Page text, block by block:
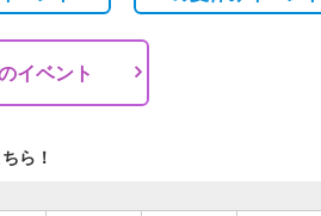
イベント
ら！